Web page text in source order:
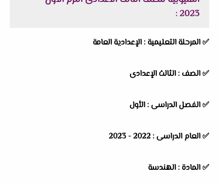
2023
:
✅المرحلة التعليمية : الإعدادية العامة
✅الصف : الثالث الإعدادى
✅الفصل الدراسى : الأول
✅العام الدراسى :
✅المادة : الهندسة